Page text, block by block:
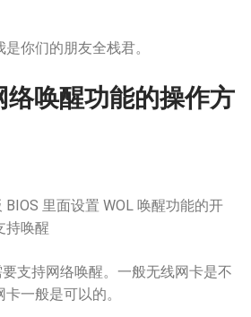
你们的朋友全栈君。
络唤醒功能的操作方
里面设置 WOL 唤醒功能的开
持唤醒
支持网络唤醒。一般无线网卡是不
一般是可以的。